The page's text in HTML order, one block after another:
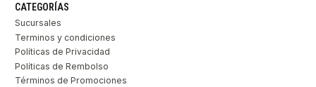
CATEGORÍAS
Sucursales
Terminos y condiciones
Políticas de Privacidad
Políticas de Rembolso
Términos de Promociones